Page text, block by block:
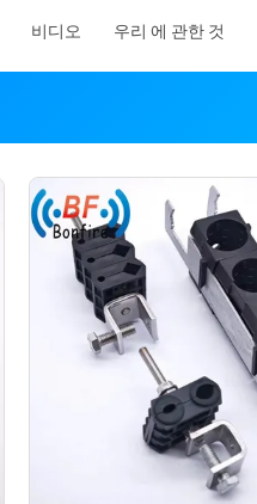
비디오 우리 에 관한 것